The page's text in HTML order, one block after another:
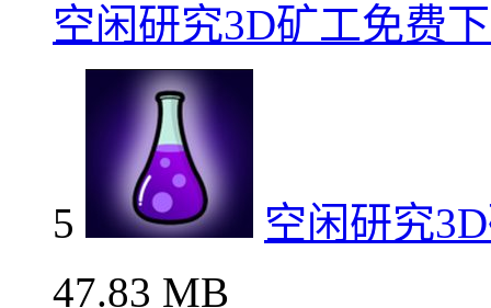
空闲研究3D矿工免费
5
空闲研究
47.83 MB